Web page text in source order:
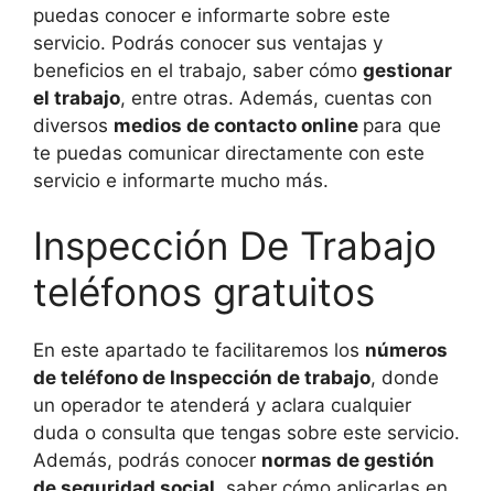
puedas conocer e informarte sobre este
servicio. Podrás conocer sus ventajas y
beneficios en el trabajo, saber cómo gestionar
el trabajo, entre otras. Además, cuentas con
diversos medios de contacto online para que
te puedas comunicar directamente con este
servicio e informarte mucho más.
Inspección De Trabajo
teléfonos gratuitos
En este apartado te facilitaremos los números
de teléfono de Inspección de trabajo, donde
un operador te atenderá y aclara cualquier
duda o consulta que tengas sobre este servicio.
Además, podrás conocer normas de gestión